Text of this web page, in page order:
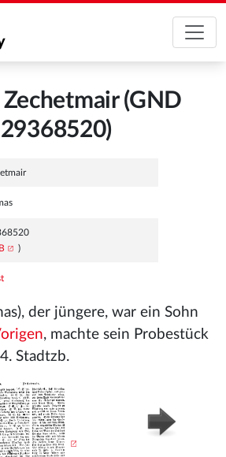
(GND
)
der jüngere, war ein Sohn
, machte sein Probestück
Stadtzb.